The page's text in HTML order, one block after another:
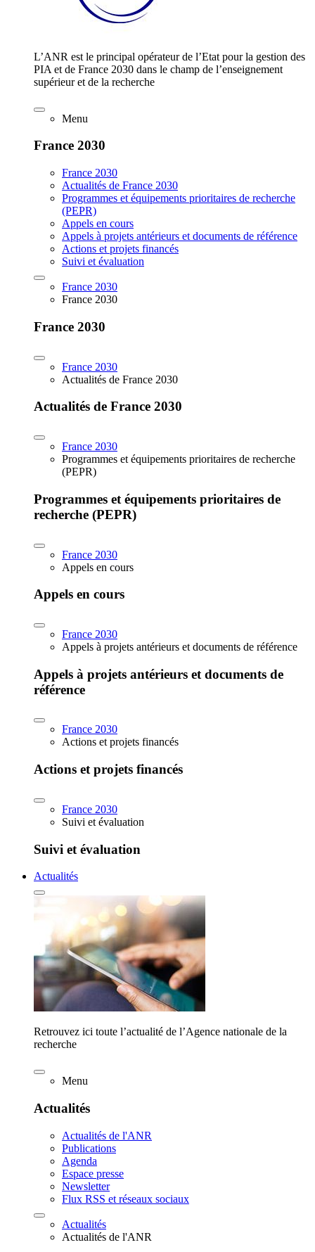
L’ANR est le principal opérateur de l’Etat pour la gestion des
PIA et de France 2030 dans le champ de l’enseignement
supérieur et de la recherche
Menu
France 2030
France 2030
Actualités de France 2030
Programmes et équipements prioritaires de recherche
(PEPR)
Appels en cours
Appels à projets antérieurs et documents de référence
Actions et projets financés
Suivi et évaluation
France 2030
France 2030
France 2030
France 2030
Actualités de France 2030
Actualités de France 2030
France 2030
Programmes et équipements prioritaires de recherche
(PEPR)
Programmes et équipements prioritaires de
recherche (PEPR)
France 2030
Appels en cours
Appels en cours
France 2030
Appels à projets antérieurs et documents de référence
Appels à projets antérieurs et documents de
référence
France 2030
Actions et projets financés
Actions et projets financés
France 2030
Suivi et évaluation
Suivi et évaluation
Actualités
Retrouvez ici toute l’actualité de l’Agence nationale de la
recherche
Menu
Actualités
Actualités de l'ANR
Publications
Agenda
Espace presse
Newsletter
Flux RSS et réseaux sociaux
Actualités
Actualités de l'ANR